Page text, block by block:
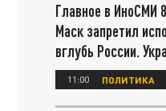
Главное в ИноСМИ
Маск запретил
вглубь России.
11:00 ПОЛИТИКА